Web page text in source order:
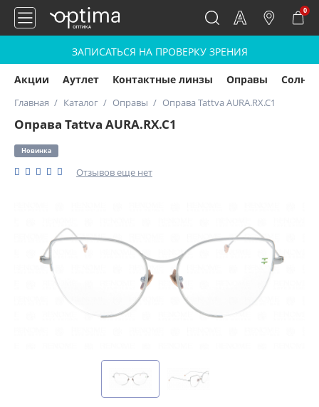
0
ЗАПИСАТЬСЯ НА ПРОВЕРКУ ЗРЕНИЯ
Акции Аутлет Контактные линзы Оправы
Главная Каталог Оправы Оправа Tattva AURA.RX.C1
Оправа Tattva AURA.RX.C1
Новинка
Отзывов еще нет